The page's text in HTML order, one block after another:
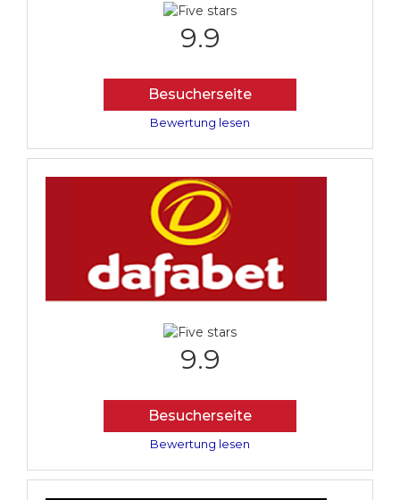
9.9
Besucherseite
Bewertung lesen
9.9
Besucherseite
Bewertung lesen